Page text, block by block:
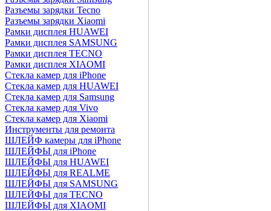
Разъемы зарядки Tecno
Разъемы зарядки Xiaomi
Рамки дисплея HUAWEI
Рамки дисплея SAMSUNG
Рамки дисплея TECNO
Рамки дисплея XIAOMI
Стекла камер для iPhone
Стекла камер для HUAWEI
Стекла камер для Samsung
Стекла камер для Vivo
Стекла камер для Xiaomi
Инструменты для ремонта
ШЛЕЙФ камеры для iPhone
ШЛЕЙФЫ для iPhone
ШЛЕЙФЫ для HUAWEI
ШЛЕЙФЫ для REALME
ШЛЕЙФЫ для SAMSUNG
ШЛЕЙФЫ для TECNO
ШЛЕЙФЫ для XIAOMI